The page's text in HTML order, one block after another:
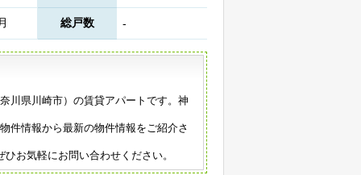
総戸数 -
川県川崎市）の賃貸アパートです。神
件情報から最新の物件情報をご紹介さ
お気軽にお問い合わせください。